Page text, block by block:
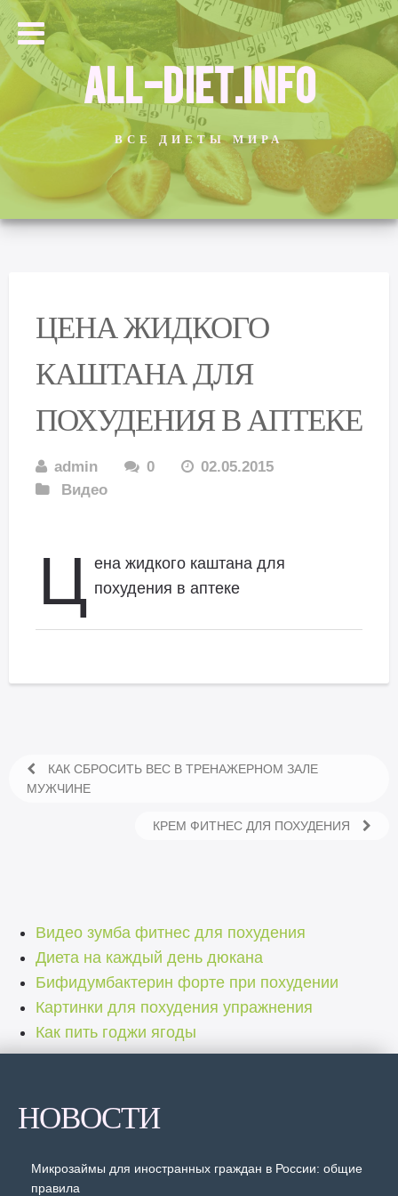
ALL-DIET.INFO
ВСЕ ДИЕТЫ МИРА
ЦЕНА ЖИДКОГО
КАШТАНА ДЛЯ
ПОХУДЕНИЯ В АПТЕКЕ
admin 0
02.05.2015
Видео
Ц ена жидкого каштана для
похудения в аптеке
КАК СБРОСИТЬ ВЕС В ТРЕНАЖЕРНОМ ЗАЛЕ
МУЖЧИНЕ
КРЕМ ФИТНЕС ДЛЯ ПОХУДЕНИЯ
Видео зумба фитнес для похудения
Диета на каждый день дюкана
Бифидумбактерин форте при похудении
Картинки для похудения упражнения
Как пить годжи ягоды
НОВОСТИ
Микрозаймы для иностранных граждан в России: общие
правила